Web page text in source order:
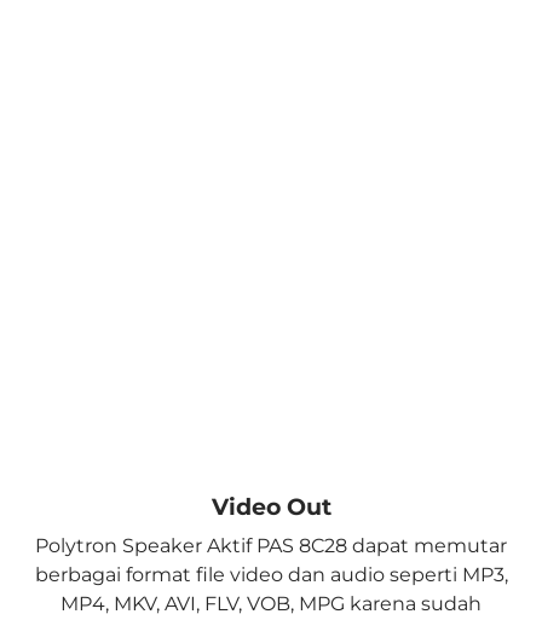
Video Out
Polytron Speaker Aktif PAS 8C28 dapat memutar
berbagai format file video dan audio seperti MP3,
MP4, MKV, AVI, FLV, VOB, MPG karena sudah